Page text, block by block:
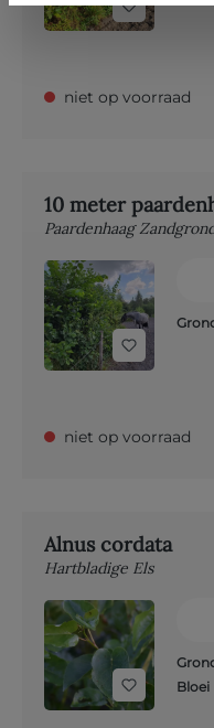
niet op voorraad
10 meter
Paardenhaag
niet op voorraad
Alnus cordata
Hartbladige Els
Bloei